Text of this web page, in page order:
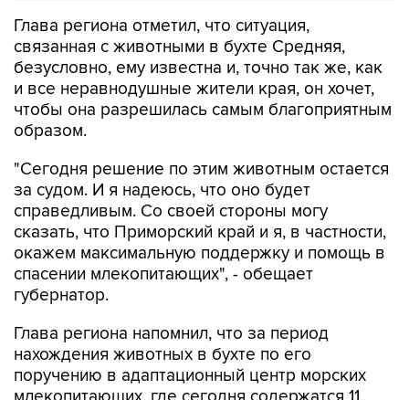
Глава региона отметил, что ситуация,
связанная с животными в бухте Средняя,
безусловно, ему известна и, точно так же, как
и все неравнодушные жители края, он хочет,
чтобы она разрешилась самым благоприятным
образом.
"Сегодня решение по этим животным остается
за судом. И я надеюсь, что оно будет
справедливым. Со своей стороны могу
сказать, что Приморский край и я, в частности,
окажем максимальную поддержку и помощь в
спасении млекопитающих", - обещает
губернатор.
Глава региона напомнил, что за период
нахождения животных в бухте по его
поручению в адаптационный центр морских